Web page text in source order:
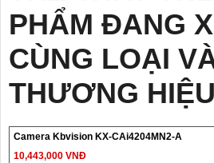
PHẨM ĐANG
CÙNG LOẠI
THƯƠNG HIỆU
Camera Kbvision KX-CAi4204MN2-A
10,443,000 VNĐ